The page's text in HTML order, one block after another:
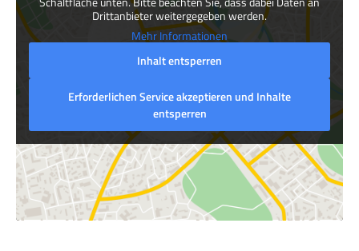
Drittanbieter weitergegeben werden.
Mehr Informationen
Inhalt entsperren
Erforderlichen Service akzeptieren und Inhalte
entsperren